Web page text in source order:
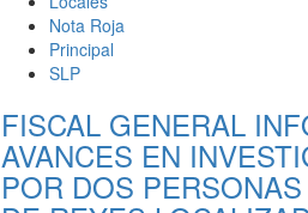
Nota Roja
Principal
SLP
FISCAL GENERAL
AVANCES EN
POR DOS